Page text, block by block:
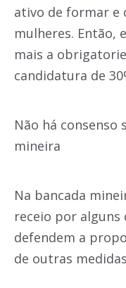
ativo de formar e
mulheres. Então,
mais a
candidatura de
Não há consenso
mineira
Na bancada
receio por alguns
defendem a
de outras